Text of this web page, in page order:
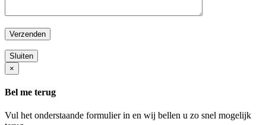
Sluiten
×
Bel me terug
Vul het onderstaande formulier in en wij bellen u zo snel mogelijk